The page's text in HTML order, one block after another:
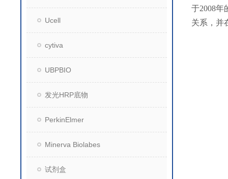
Ucell
cytiva
UBPBIO
发光HRP底物
PerkinElmer
Minerva Biolabes
试剂盒
于2008年
关系，并